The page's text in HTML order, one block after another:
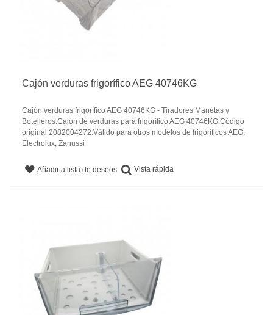
Cajón verduras frigorífico AEG 40746KG
Cajón verduras frigorífico AEG 40746KG - Tiradores Manetas y
Botelleros.Cajón de verduras para frigorífico AEG 40746KG.Código
original 2082004272.Válido para otros modelos de frigoríficos AEG,
Electrolux, Zanussi
Añadir a lista de deseos Vista rápida